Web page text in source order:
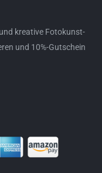
kreative Fotokunst-
und 10%-Gutschein